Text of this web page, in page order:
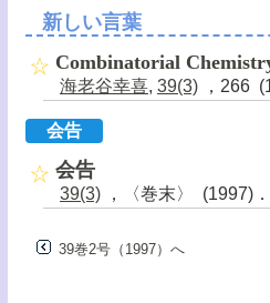
新しい言葉
Combinatorial
海老谷幸喜, 39(3) ，266
会告
会告
39(3) ，〈巻末〉 (1997)．
39巻2号（1997）へ